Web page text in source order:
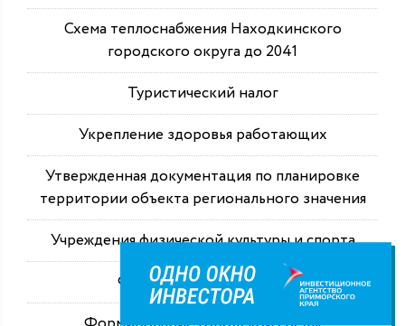
Схема теплоснабжения Находкинского
городского округа до 2041
Туристический налог
Укрепление здоровья работающих
Утвержденная документация по планировке
территории объекта регионального значения
Учреждения физической культуры и спорта
Финансовая отчетность